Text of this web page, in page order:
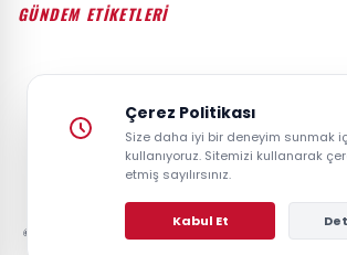
GÜNDEM ETİKETLERİ
#GÜNDEM #SIYASET #EKONOMI #SPOR
© 2026 GAZETESAYFA | TÜRKIYE VE DÜNYANIN
Çerez Politikası
Size daha iyi bir deneyim sunmak
kullanıyoruz. Sitemizi kullanarak
etmiş sayılırsınız.
Kabul Et